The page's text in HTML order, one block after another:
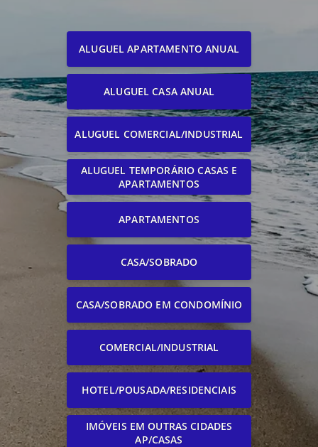
ALUGUEL APARTAMENTO ANUAL
ALUGUEL CASA ANUAL
ALUGUEL COMERCIAL/INDUSTRIAL
ALUGUEL TEMPORÁRIO CASAS E
APARTAMENTOS
APARTAMENTOS
CASA/SOBRADO
CASA/SOBRADO EM CONDOMÍNIO
COMERCIAL/INDUSTRIAL
HOTEL/POUSADA/RESIDENCIAIS
IMÓVEIS EM OUTRAS CIDADES
AP/CASAS